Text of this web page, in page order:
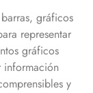
gráficos
representar
gráficos
información
y